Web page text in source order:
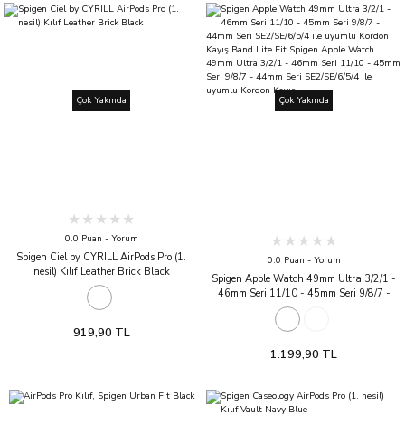
Çok Yakında
0.0 Puan - Yorum
Spigen Ciel by CYRILL AirPods Pro (1.
nesil) Kılıf Leather Brick Black
919,90 TL
Çok Yakında
0.0 Puan - Yorum
Spigen Apple Watch 49mm Ultra 3/2/1 -
46mm Seri 11/10 - 45mm Seri 9/8/7 -
44mm Seri SE2/SE/6/5/4 ile uyumlu
Kordon Kayış Band Lite Fit Spigen Apple
11/10 - 45mm Seri 9/8/7 - 44mm Seri
1.199,90 TL